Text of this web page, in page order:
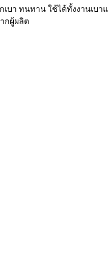
บา ทนทาน ใช้ได้ทั้งงานเบา
กผู้ผลิต